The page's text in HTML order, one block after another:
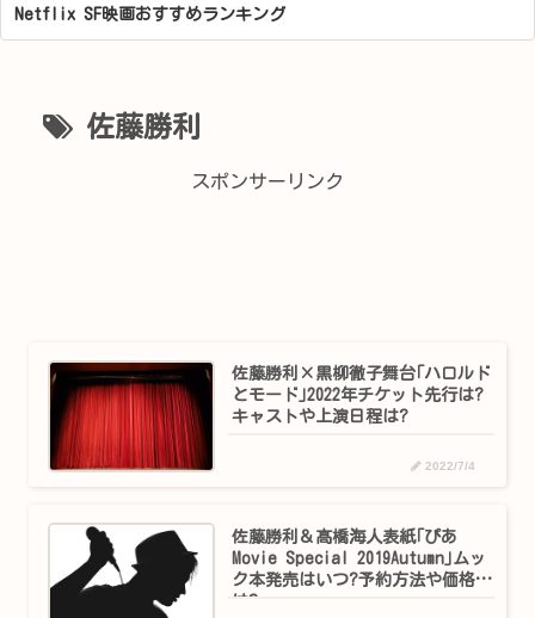
Netflix SF映画おすすめランキング
佐藤勝利
スポンサーリンク
佐藤勝利×黒柳徹子舞台｢ハロルド
とモード｣2022年チケット先行は?
キャストや上演日程は?
2022/7/4
佐藤勝利＆髙橋海人表紙｢ぴあ
Movie Special 2019Autumn｣ムッ
ク本発売はいつ?予約方法や価格
は?